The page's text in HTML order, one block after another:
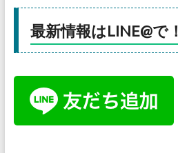
最新情報はLINE@で！